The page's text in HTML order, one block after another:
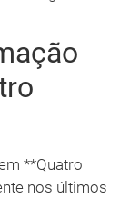
**Quatro
nos últimos